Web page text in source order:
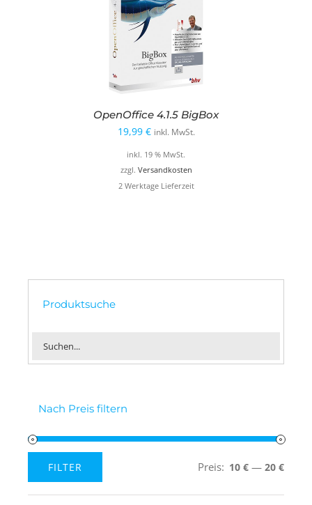
OpenOffice 4.1.5 BigBox
19,99 € inkl. MwSt.
inkl. 19 % MwSt.
zzgl. Versandkosten
2 Werktage Lieferzeit
Produktsuche
Nach Preis filtern
Preis
Preis
FILTER Preis: 10 € — 20 €